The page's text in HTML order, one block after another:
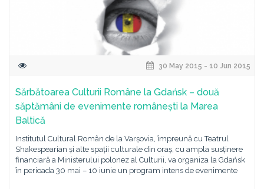
30 May 2015 - 10 Jun 2015
Sărbătoarea Culturii Române la Gdańsk – două
săptămâni de evenimente românești la Marea
Baltică
Institutul Cultural Român de la Varșovia, împreună cu Teatrul
Shakespearian și alte spații culturale din oraș, cu ampla susținere
financiară a Ministerului polonez al Culturii, va organiza la Gdańsk
în perioada 30 mai – 10 iunie un program intens de evenimente